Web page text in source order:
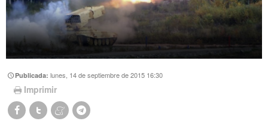
Publicada:lunes, 14 de septiembre de 2015 16:30
Imprimir